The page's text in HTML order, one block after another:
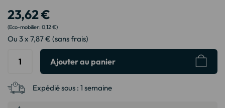
23,62 €
0,12 €
Ou 3 x 7,87 € (sans frais)
Ajouter au panier
Expédié sous : 1 semaine